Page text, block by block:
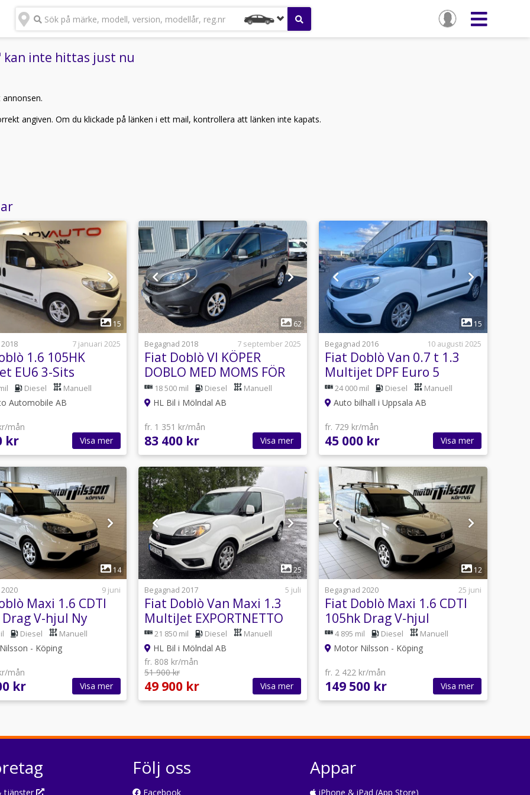
Sök på märke, modell, version, modellår, reg.nr
kan inte hittas just nu
angiven. Om du klickade på länken i ett mail, kontrollera att länken inte kapats.
1
15
7 januari 2025
1.6 105HK
EU6 3-Sits
Momsbil
Diesel Manuell
Automobile AB
mån
kr Visa mer
1
62
Begagnad 2018
7 september 2025
Fiat Doblò VI KÖPER
DOBLO MED MOMS FÖR
EXPORT
18 500 mil Diesel Manuell
HL Bil i Mölndal AB
fr. 1 351 kr/mån
83 400 kr Visa mer
1
15
Begagnad 2016
10 augusti 2025
Fiat Doblò Van 0.7 t 1.3
Multijet DPF Euro 5
24 000 mil Diesel Manuell
Auto bilhall i Uppsala AB
fr. 729 kr/mån
45 000 kr Visa mer
1
14
9 juni
Maxi 1.6 CDTI
V-hjul Ny
Inredning
Diesel Manuell
- Köping
mån
kr Visa mer
1
25
Begagnad 2017
5 juli
Fiat Doblò Van Maxi 1.3
MultiJet EXPORTNETTO
4625€
21 850 mil Diesel Manuell
HL Bil i Mölndal AB
fr. 808 kr/mån
51 900 kr
49 900 kr Visa mer
1
12
Begagnad 2020
25 juni
Fiat Doblò Maxi 1.6 CDTI
105hk Drag V-hjul
Kamrem bytt Inredning
4 895 mil Diesel Manuell
Motor Nilsson - Köping
fr. 2 422 kr/mån
149 500 kr Visa mer
tjänster
Följ oss
Facebook
Appar
iPhone & iPad (App Store)